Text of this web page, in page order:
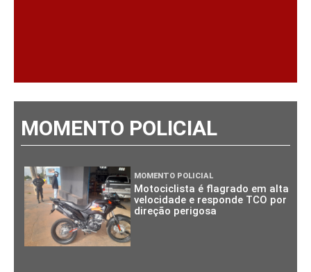
MOMENTO POLICIAL
MOMENTO POLICIAL
Motociclista é flagrado em alta
velocidade e responde TCO por
direção perigosa